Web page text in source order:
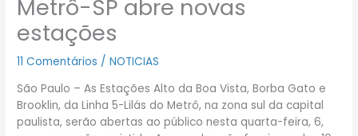
Metrô-SP abre novas
estações
11 Comentários /NOTICIAS
São Paulo – As Estações Alto da Boa Vista, Borba Gato e
Brooklin, da Linha 5-Lilás do Metrô, na zona sul da capital
paulista, serão abertas ao público nesta quarta-feira, 6,